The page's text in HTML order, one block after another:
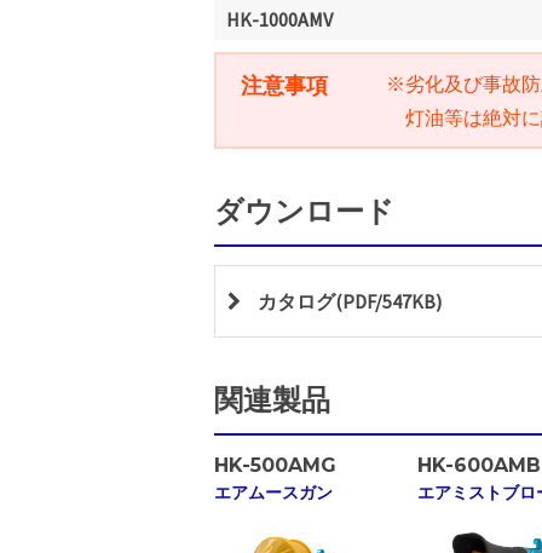
HK-1000AMV
注意事項
※劣化及び事故
灯油等は絶対
ダウンロード
カタログ(PDF/547KB)
関連製品
HK-500AMG
エアムースガン
HK-600AMB
エアミストブロ